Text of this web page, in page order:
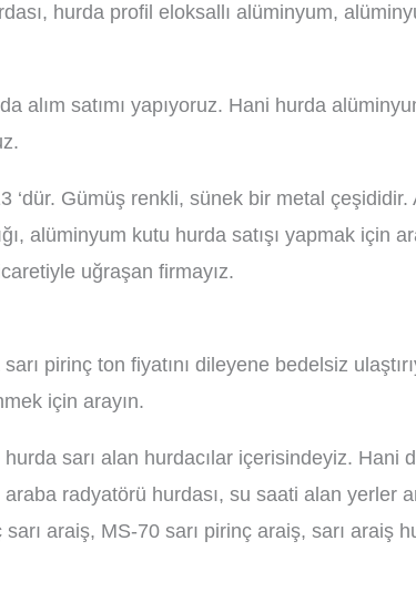
hurda profil eloksallı alüminyum,
alım satımı yapıyoruz. Hani hurda
‘dür. Gümüş renkli, sünek bir metal
alüminyum kutu hurda satışı yapmak
uğraşan firmayız.
pirinç ton fiyatını dileyene bedelsiz
için arayın.
sarı alan hurdacılar içerisindeyiz. Hani
araba radyatörü hurdası, su saati alan yerler
sarı araiş, MS-70 sarı pirinç araiş, sarı